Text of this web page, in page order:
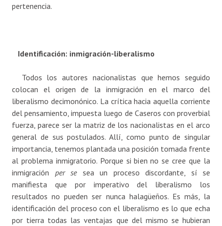
pertenencia.
Identificación: inmigración-liberalismo
Todos los autores nacionalistas que hemos seguido
colocan el origen de la inmigración en el marco del
liberalismo decimonónico. La crítica hacia aquella corriente
del pensamiento, impuesta luego de Caseros con proverbial
fuerza, parece ser la matriz de los nacionalistas en el arco
general de sus postulados. Allí, como punto de singular
importancia, tenemos plantada una posición tomada frente
al problema inmigratorio. Porque si bien no se cree que la
inmigración per sesea un proceso discordante, sí se
manifiesta que por imperativo del liberalismo los
resultados no pueden ser nunca halagüeños. Es más, la
identificación del proceso con el liberalismo es lo que echa
por tierra todas las ventajas que del mismo se hubieran